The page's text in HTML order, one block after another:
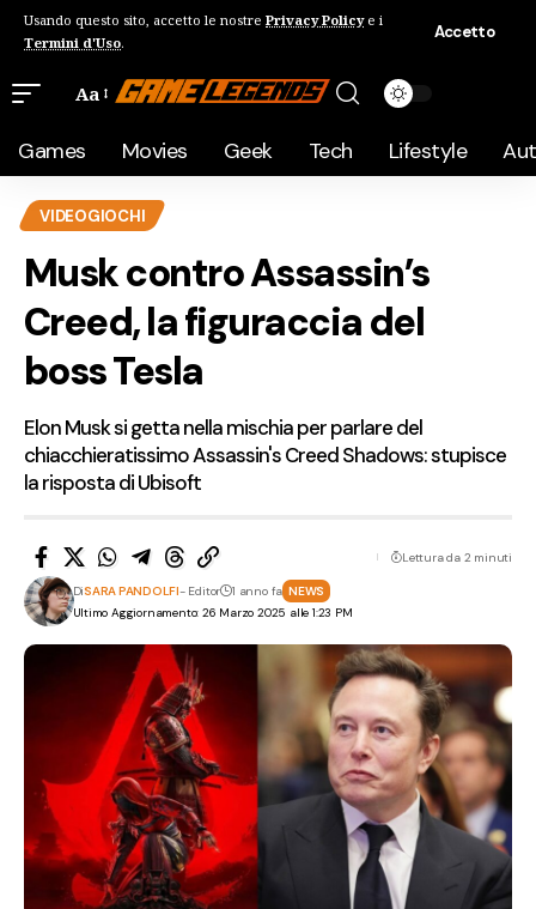
Usando questo sito, accetto le nostre Privacy Policye i
Termini d'Uso.
Accetto
Aa
Games Movies Geek Tech Lifestyle
VIDEOGIOCHI
Musk contro Assassin’s
Creed, la figuraccia del
boss Tesla
Elon Musk si getta nella mischia per parlare del
chiacchieratissimo Assassin's Creed Shadows: stupisce
la risposta di Ubisoft
Ultimo Aggiornamento: 26 Marzo 2025 alle 1:23 PM
DiSARA PANDOLFI- Editor 1 anno fa NEWS
Lettura da 2 minuti